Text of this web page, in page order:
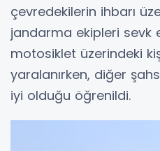
çevredekilerin ihbarı
jandarma ekipleri sevk
motosiklet üzerindeki
yaralanırken, diğer
iyi olduğu öğrenildi.